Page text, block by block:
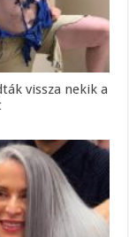
vissza nekik a